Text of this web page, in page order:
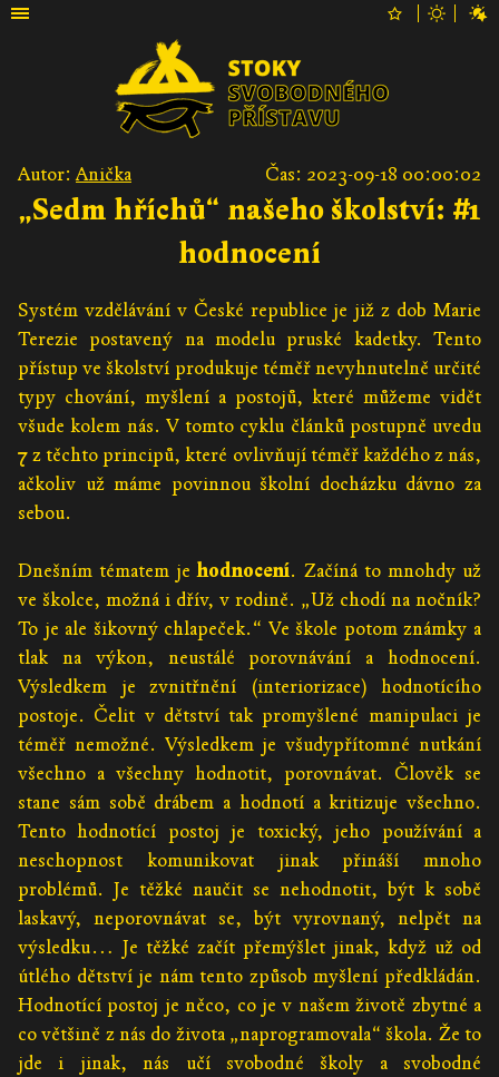
Autor:Anička Čas: 2023-09-18 00:00:02
„Sedm hříchů“ našeho školství: #1
hodnocení
Systém vzdělávání v České republice je již z dob Marie
Terezie postavený na modelu pruské kadetky. Tento
přístup ve školství produkuje téměř nevyhnutelně určité
typy chování, myšlení a postojů, které můžeme vidět
všude kolem nás. V tomto cyklu článků postupně uvedu
7 z těchto principů, které ovlivňují téměř každého z nás,
ačkoliv už máme povinnou školní docházku dávno za
sebou.
Dnešním tématem jehodnocení. Začíná to mnohdy už
ve školce, možná i dřív, v rodině. „Už chodí na nočník?
To je ale šikovný chlapeček.“ Ve škole potom známky a
tlak na výkon, neustálé porovnávání a hodnocení.
Výsledkem je zvnitřnění (interiorizace) hodnotícího
postoje. Čelit v dětství tak promyšlené manipulaci je
téměř nemožné. Výsledkem je všudypřítomné nutkání
všechno a všechny hodnotit, porovnávat. Člověk se
stane sám sobě drábem a hodnotí a kritizuje všechno.
Tento hodnotící postoj je toxický, jeho používání a
neschopnost komunikovat jinak přináší mnoho
problémů. Je těžké naučit se nehodnotit, být k sobě
laskavý, neporovnávat se, být vyrovnaný, nelpět na
výsledku… Je těžké začít přemýšlet jinak, když už od
útlého dětství je nám tento způsob myšlení předkládán.
Hodnotící postoj je něco, co je v našem životě zbytné a
co většině z nás do života „naprogramovala“ škola. Že to
jde i jinak, nás učí svobodné školy a svobodné